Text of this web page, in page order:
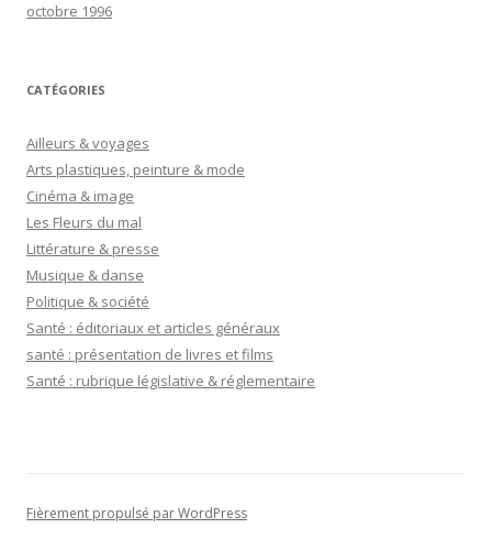
octobre 1996
CATÉGORIES
Ailleurs & voyages
Arts plastiques, peinture & mode
Cinéma & image
Les Fleurs du mal
Littérature & presse
Musique & danse
Politique & société
Santé : éditoriaux et articles généraux
santé : présentation de livres et films
Santé : rubrique législative & réglementaire
Fièrement propulsé par WordPress